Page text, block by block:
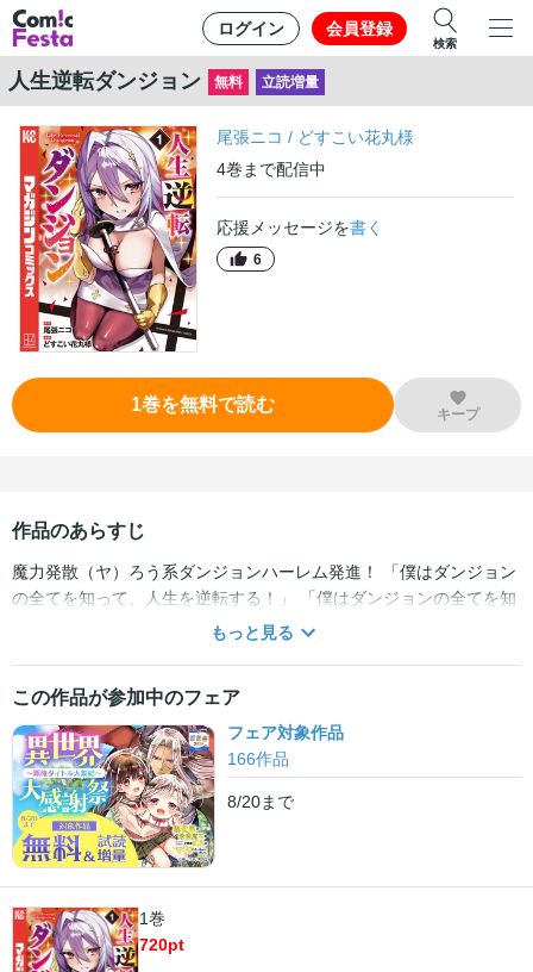
ログイン 会員登録
検索
人生逆転ダンジョン 無料 立読増量
尾張ニコ / どすこい花丸様
4巻 まで配信中
応援メッセージを書く
6
1巻を無料で読む キープ
作品のあらすじ
魔力発散（ヤ）ろう系ダンジョンハーレム発進！ 「僕はダンジョン
の全てを知って、人生を逆転する！」 「僕はダンジョンの全てを知
って、人生を逆転する！」いじめられっ子で童貞で人生ドン底。だ
帯・ダンジョン島へーー！！蓄えた知識で最強の魔物をなぎ倒し、
最高の美少女と魔力発散(セッ〇ス)！？知識で無双して全てを手に
入れろ！！最高に気持ちいい成り上がり冒険譚開幕ーー！！
もっと見る
この作品が参加中のフェア
フェア対象作品
166作品
8/20まで
1巻
720pt